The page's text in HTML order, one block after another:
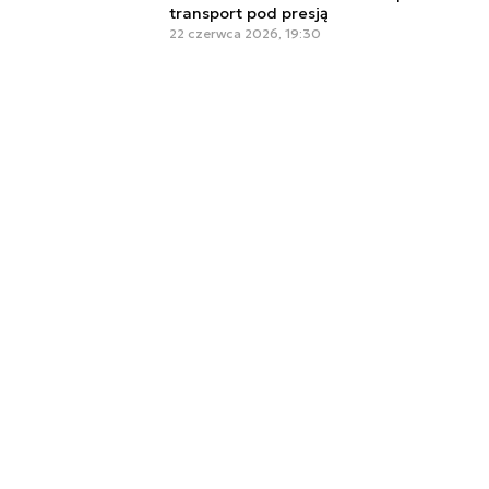
transport pod presją
22 czerwca 2026, 19:30